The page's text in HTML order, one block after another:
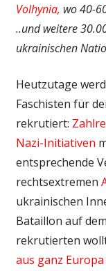
Volhynia, wo 40-
..und weitere
ukrainischen
Heutzutage
Faschisten für
rekrutiert:
Nazi-Initiativen
entsprechende
rechtsextremen
ukrainischen
Bataillon auf
rekrutierten
aus ganz Europa